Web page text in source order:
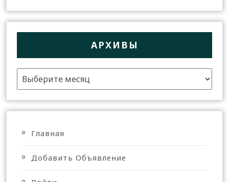
АРХИВЫ
Главная
Добавить Объявление